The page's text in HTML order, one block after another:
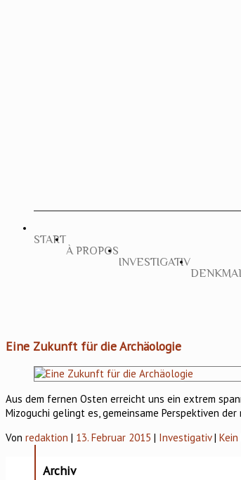
START
À PROPOS
INVESTIGATIV
Eine Zukunft für die Archäologie
Aus dem fernen Osten erreicht uns ein extrem
Mizoguchi gelingt es, gemeinsame Perspektiven
Von redaktion | 13. Februar 2015 | Investigativ|
Archiv